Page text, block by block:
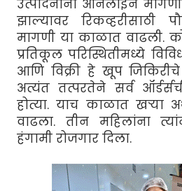
उत्पादनांना ऑनलाइन मागणी
झाल्यावर रिकव्हरीसाठी
मागणी या काळात वाढली.
प्रतिकूल परिस्थितीमध्ये
आणि विक्री हे खूप
अत्यंत तत्परतेने सर्व
होत्या. याच काळात खर्‍या
वाढला. तीन महिलांना
हंगामी रोजगार दिला.